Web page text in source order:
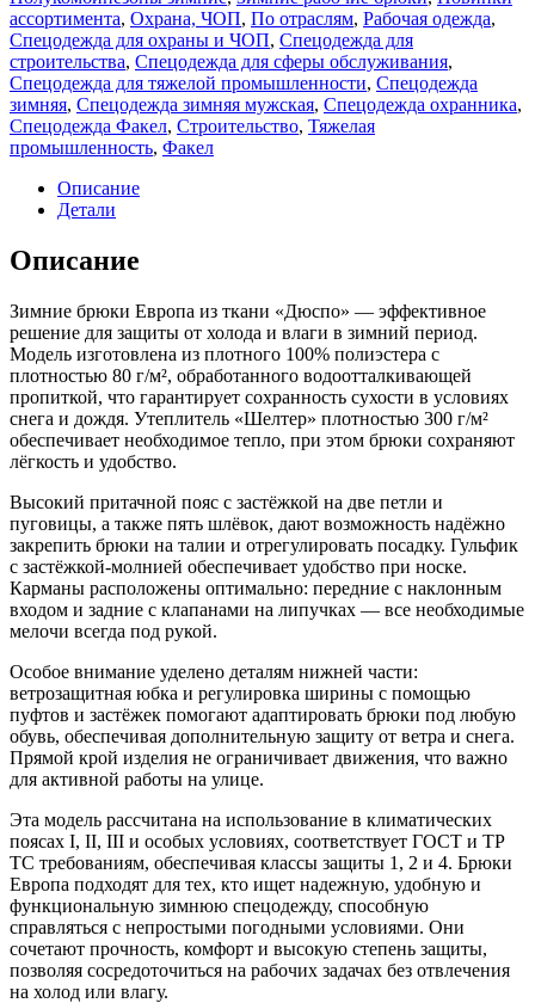
Европа
CH
(тк.Дюспо),
черный
ассортимента, Охрана, ЧОП, По отраслям, Рабочая одежда,
Спецодежда для охраны и ЧОП, Спецодежда для
строительства, Спецодежда для сферы обслуживания,
Спецодежда для тяжелой промышленности, Спецодежда
зимняя, Спецодежда зимняя мужская, Спецодежда охранника,
Спецодежда Факел, Строительство, Тяжелая
промышленность, Факел
Описание
Детали
Описание
Зимние брюки Европа из ткани «Дюспо» — эффективное
решение для защиты от холода и влаги в зимний период.
Модель изготовлена из плотного 100% полиэстера с
плотностью 80 г/м², обработанного водоотталкивающей
пропиткой, что гарантирует сохранность сухости в условиях
снега и дождя. Утеплитель «Шелтер» плотностью 300 г/м²
обеспечивает необходимое тепло, при этом брюки сохраняют
лёгкость и удобство.
Высокий притачной пояс с застёжкой на две петли и
пуговицы, а также пять шлёвок, дают возможность надёжно
закрепить брюки на талии и отрегулировать посадку. Гульфик
с застёжкой-молнией обеспечивает удобство при носке.
Карманы расположены оптимально: передние с наклонным
входом и задние с клапанами на липучках — все необходимые
мелочи всегда под рукой.
Особое внимание уделено деталям нижней части:
ветрозащитная юбка и регулировка ширины с помощью
пуфтов и застёжек помогают адаптировать брюки под любую
обувь, обеспечивая дополнительную защиту от ветра и снега.
Прямой крой изделия не ограничивает движения, что важно
для активной работы на улице.
Эта модель рассчитана на использование в климатических
поясах I, II, III и особых условиях, соответствует ГОСТ и ТР
ТС требованиям, обеспечивая классы защиты 1, 2 и 4. Брюки
Европа подходят для тех, кто ищет надежную, удобную и
функциональную зимнюю спецодежду, способную
справляться с непростыми погодными условиями. Они
сочетают прочность, комфорт и высокую степень защиты,
позволяя сосредоточиться на рабочих задачах без отвлечения
на холод или влагу.